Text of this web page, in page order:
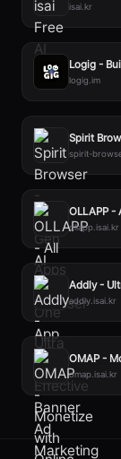
isai.kr
Logig -
logig.im
Spirit
spirit-
OLLAPP -
ollapp.isai.kr
Addly -
addly.isai.kr
OMAP -
omap.isai.kr